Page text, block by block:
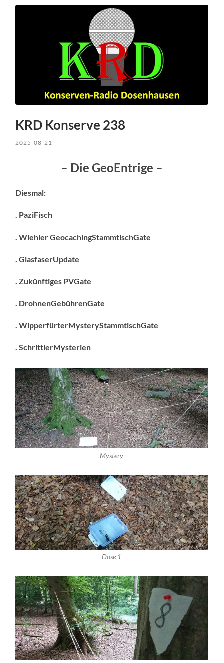
KRD Konserve 238
2025-08-21
– Die GeoEntrige –
Diesmal:
. PaziFisch
. Wiehler GeocachingStammtischGate
. GlasfaserUpdate
. Zukünftiges PVGate
. DrohnenGebührenGate
. WipperfürterMysteryStammtischGate
. SchrittierMysterien
Mystery
Dose 1